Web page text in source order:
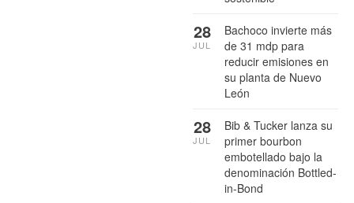
Bachoco invierte más
de 31 mdp para
reducir emisiones en
su planta de Nuevo
León
28
JUL
Bib & Tucker lanza su
primer bourbon
embotellado bajo la
denominación Bottled-
in-Bond
28
JUL